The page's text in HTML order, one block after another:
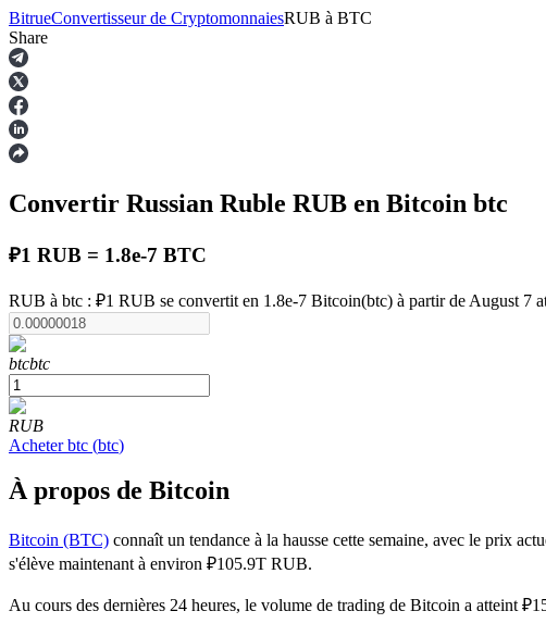
Contrats à terme
Futures USDT
BitrueConvertisseur de CryptomonnaiesRUB à BTC
Share
Convertir Russian Ruble RUB en Bitcoin btc
₽1 RUB = 1.8e-7 BTC
RUB à btc : ₽1 RUB se convertit en 1.8e-7 Bitcoin(btc) à partir de August 7
btcbtc
RUB
Acheter btc (btc)
À propos de Bitcoin
Bitcoin (BTC) connaît un tendance à la hausse cette semaine, avec le prix
s'élève maintenant à environ ₽105.9T RUB.
Au cours des dernières 24 heures, le volume de trading de Bitcoin a atteint